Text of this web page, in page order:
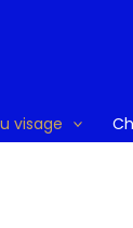
visage